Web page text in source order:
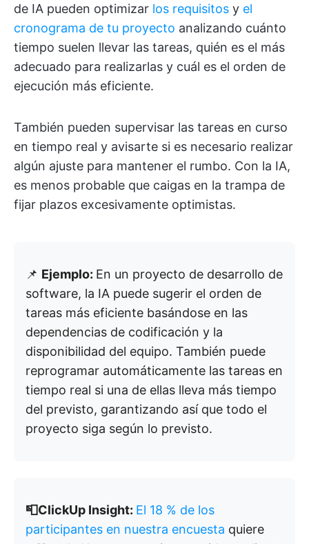
de IA pueden optimizar los requisitos y el
cronograma de tu proyecto analizando cuánto
tiempo suelen llevar las tareas, quién es el más
adecuado para realizarlas y cuál es el orden de
ejecución más eficiente.
También pueden supervisar las tareas en curso
en tiempo real y avisarte si es necesario realizar
algún ajuste para mantener el rumbo. Con la IA,
es menos probable que caigas en la trampa de
fijar plazos excesivamente optimistas.
📌 Ejemplo: En un proyecto de desarrollo de
software, la IA puede sugerir el orden de
tareas más eficiente basándose en las
dependencias de codificación y la
disponibilidad del equipo. También puede
reprogramar automáticamente las tareas en
tiempo real si una de ellas lleva más tiempo
del previsto, garantizando así que todo el
proyecto siga según lo previsto.
📮ClickUp Insight: El 18 % de los
participantes en nuestra encuesta quiere